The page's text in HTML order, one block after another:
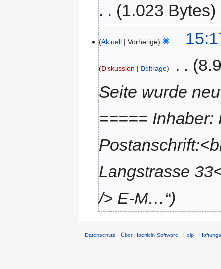
1.023 Bytes
Aktuell Vorherige
Diskussion Beiträge
Seite wurde
===== Inhaber:
Langstrasse
/> E-M…“
Datenschutz Über Haenlein-Software - Help